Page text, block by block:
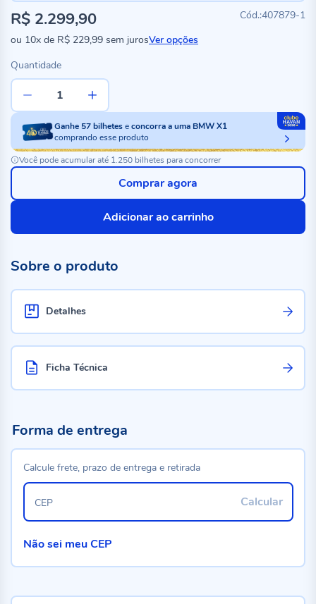
407879-1
R$ 2.299,90
ou 10x de R$ 229,99 sem jurosVer opções
Quantidade
Ganhe57bilheteseconcorra a uma BMW X1
comprando esse produto
Você pode acumular até 1.250 bilhetes para concorrer
Adicionar ao carrinho
Comprar agora
Sobre o produto
Detalhes
Ficha Técnica
Forma de entrega
Calcule frete, prazo de entrega e retirada
Calcular
CEP
Não sei meu CEP